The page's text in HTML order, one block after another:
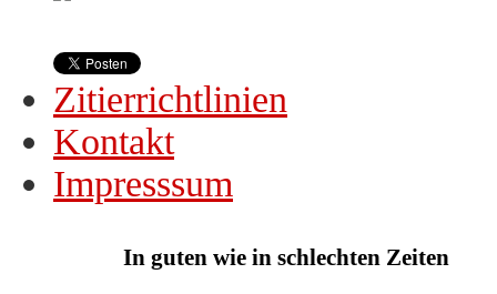
Zitierrichtlinien
Kontakt
Impresssum
In guten wie in schlechten Zeiten